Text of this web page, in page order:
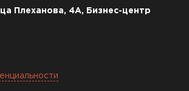
Плеханова, 4А, Бизнес-центр